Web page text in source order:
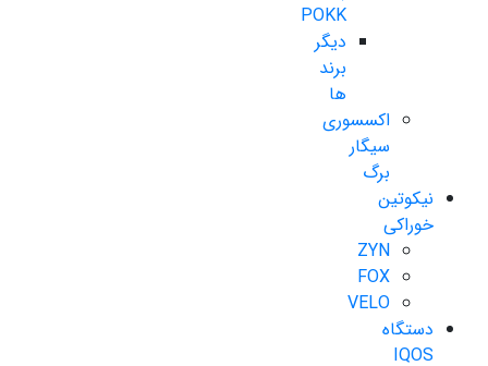
POKK
دیگر
برند
ها
اکسسوری
سیگار
برگ
نیکوتین
خوراکی
ZYN
FOX
VELO
دستگاه
IQOS